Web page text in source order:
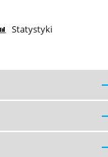
Statystyki